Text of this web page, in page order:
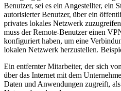
Benutzer, sei es ein Angestellter, ein
autorisierter Benutzer, über ein
privates lokales Netzwerk
muss der Remote-Benutzer einen
konfiguriert haben, um eine
lokalen Netzwerk herzustellen.
Ein entfernter Mitarbeiter, der sich
über das Internet mit dem
Daten und Anwendungen zugreift,